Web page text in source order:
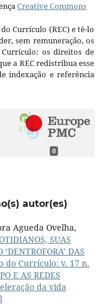
Creative Commons
Currículo (REC) e tê-lo
sem remuneração, os
os direitos de
a REC redistribua esse
indexação e referência
0
autor(es)
Agueda Ovelha,
SUAS
DAS
do Currículo: v. 17 n.
E AS REDES
da vida